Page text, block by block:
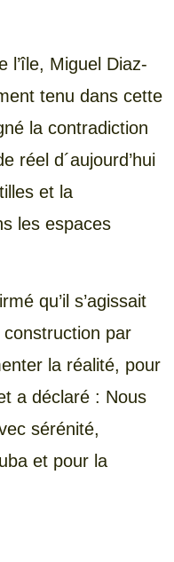
l’île, Miguel Diaz-
tenu dans cette
la contradiction
réel d´aujourd’hui
et la
les espaces
qu’il s’agissait
construction par
la réalité, pour
a déclaré : Nous
sérénité,
et pour la